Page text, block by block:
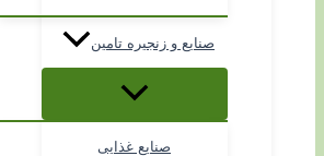
صنایع و زنجیره تامین
صنایع غذایی